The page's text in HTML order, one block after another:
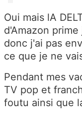
Oui mais lA
d'Amazon
donc j'ai pas
ce que je ne
Pendant mes
TV pop et
foutu ainsi que